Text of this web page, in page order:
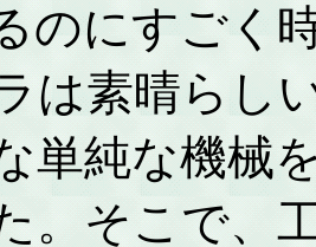
のにすごく
は素晴らし
単純な機械
。そこで、